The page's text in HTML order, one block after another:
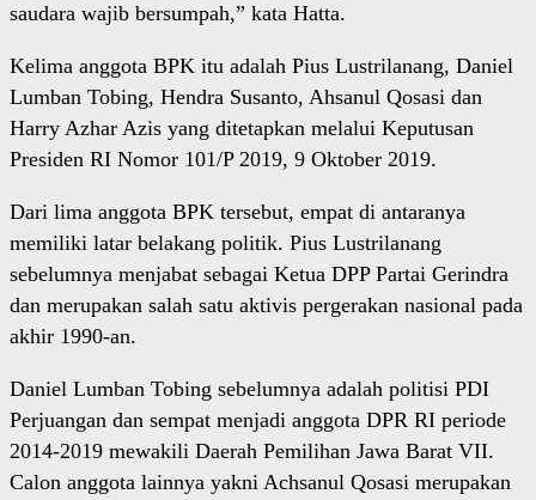
saudara wajib bersumpah,” kata Hatta.
Kelima anggota BPK itu adalah Pius Lustrilanang, Daniel
Lumban Tobing, Hendra Susanto, Ahsanul Qosasi dan
Harry Azhar Azis yang ditetapkan melalui Keputusan
Presiden RI Nomor 101/P 2019, 9 Oktober 2019.
Dari lima anggota BPK tersebut, empat di antaranya
memiliki latar belakang politik. Pius Lustrilanang
sebelumnya menjabat sebagai Ketua DPP Partai Gerindra
dan merupakan salah satu aktivis pergerakan nasional pada
akhir 1990-an.
Daniel Lumban Tobing sebelumnya adalah politisi PDI
Perjuangan dan sempat menjadi anggota DPR RI periode
2014-2019 mewakili Daerah Pemilihan Jawa Barat VII.
Calon anggota lainnya yakni Achsanul Qosasi merupakan